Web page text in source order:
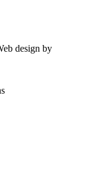
design by